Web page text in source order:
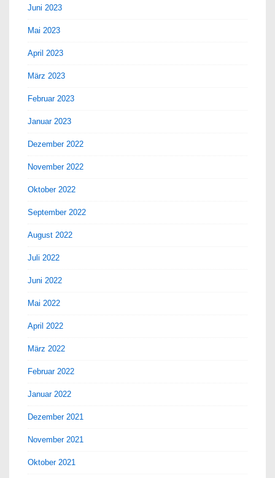
Juni 2023
Mai 2023
April 2023
März 2023
Februar 2023
Januar 2023
Dezember 2022
November 2022
Oktober 2022
September 2022
August 2022
Juli 2022
Juni 2022
Mai 2022
April 2022
März 2022
Februar 2022
Januar 2022
Dezember 2021
November 2021
Oktober 2021